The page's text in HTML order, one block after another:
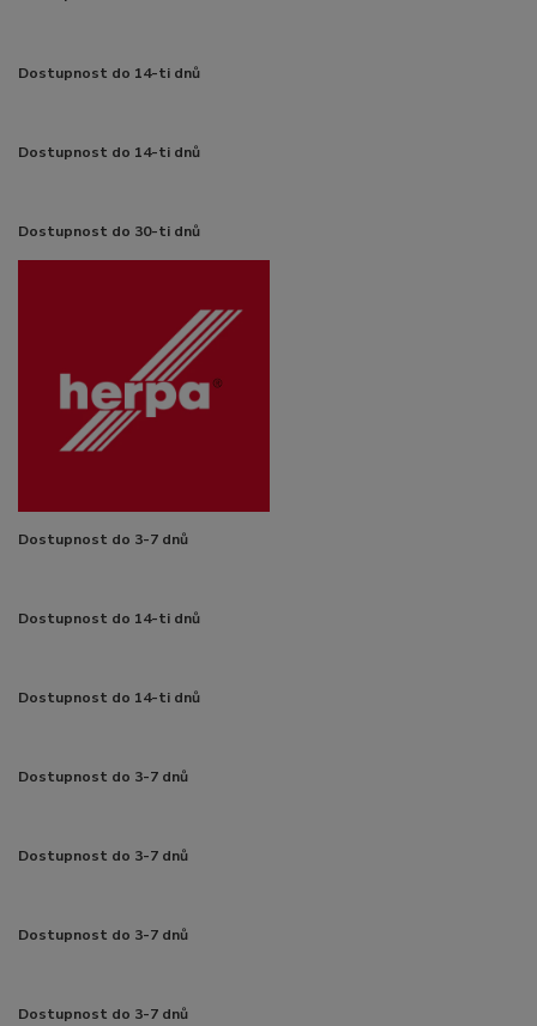
Dostupnost do 14-ti dnů
Dostupnost do 14-ti dnů
Dostupnost do 30-ti dnů
Dostupnost do 3-7 dnů
Dostupnost do 14-ti dnů
Dostupnost do 14-ti dnů
Dostupnost do 3-7 dnů
Dostupnost do 3-7 dnů
Dostupnost do 3-7 dnů
Dostupnost do 3-7 dnů